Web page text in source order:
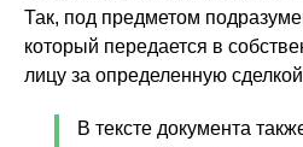
Так, под предметом
который передается в
лицу за определенную
В тексте документа